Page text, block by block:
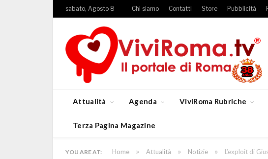
sabato, Agosto 8 Chi siamo Contatti Store Pubblicità
Attualità Agenda ViviRoma Rubriche
Terza Pagina Magazine
YOU ARE AT: Home » Attualità » Notizie » L’exploit di